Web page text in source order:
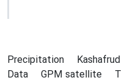
Precipitation
Data
GPM satellite